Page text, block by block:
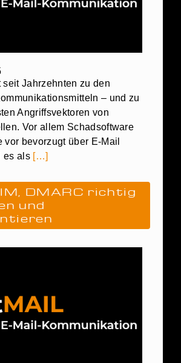
seit Jahrzehnten zu den
– und zu
Angriffsvektoren von
Vor allem Schadsoftware
vor bevorzugt über E-Mail
es als […]
DMARC richtig
und